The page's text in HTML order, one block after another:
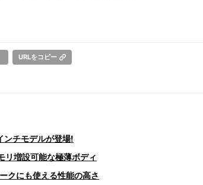
URLをコピー
チモデルが登場!
リ増設可能な極薄ボディ
クにも使える性能の高さ